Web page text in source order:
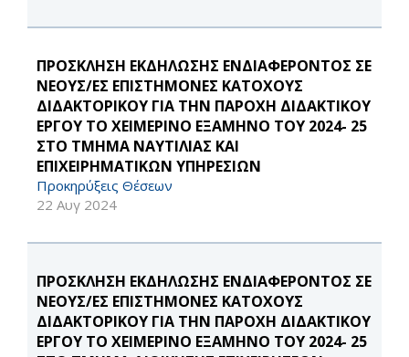
ΠΡΟΣΚΛΗΣΗ ΕΚΔΗΛΩΣΗΣ ΕΝΔΙΑΦΕΡΟΝΤΟΣ ΣΕ
ΝΕΟΥΣ/ΕΣ ΕΠΙΣΤΗΜΟΝΕΣ ΚΑΤΟΧΟΥΣ
ΔΙΔΑΚΤΟΡΙΚΟΥ ΓΙΑ ΤΗΝ ΠΑΡΟΧΗ ΔΙΔΑΚΤΙΚΟΥ
ΕΡΓΟΥ ΤΟ ΧΕΙΜΕΡΙΝΟ ΕΞΑΜΗΝΟ ΤΟΥ 2024- 25
ΣΤΟ ΤΜΗΜΑ ΝΑΥΤΙΛΙΑΣ ΚΑΙ
ΕΠΙΧΕΙΡΗΜΑΤΙΚΩΝ ΥΠΗΡΕΣΙΩΝ
Προκηρύξεις Θέσεων
22 Αυγ 2024
ΠΡΟΣΚΛΗΣΗ ΕΚΔΗΛΩΣΗΣ ΕΝΔΙΑΦΕΡΟΝΤΟΣ ΣΕ
ΝΕΟΥΣ/ΕΣ ΕΠΙΣΤΗΜΟΝΕΣ ΚΑΤΟΧΟΥΣ
ΔΙΔΑΚΤΟΡΙΚΟΥ ΓΙΑ ΤΗΝ ΠΑΡΟΧΗ ΔΙΔΑΚΤΙΚΟΥ
ΕΡΓΟΥ ΤΟ ΧΕΙΜΕΡΙΝΟ ΕΞΑΜΗΝΟ ΤΟΥ 2024- 25